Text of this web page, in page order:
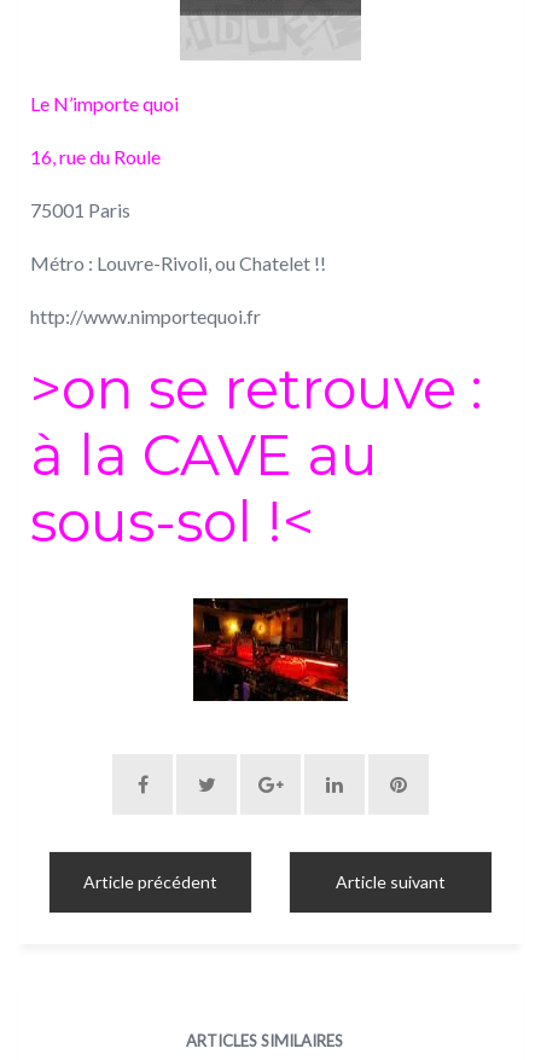
Le N’importe quoi
16, rue du Roule
75001 Paris
Métro : Louvre-Rivoli, ou Chatelet !!
http://www.nimportequoi.fr
>on se retrouve :
à la CAVE au
sous-sol !<
Article précédent Article suivant
ARTICLES SIMILAIRES